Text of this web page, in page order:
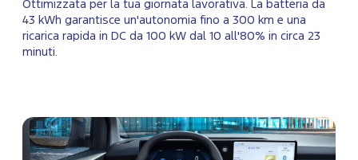
Ottimizzata per la tua giornata lavorativa. La batteria da
43 kWh garantisce un'autonomia fino a 300 km e una
ricarica rapida in DC da 100 kW dal 10 all'80% in circa 23
minuti.